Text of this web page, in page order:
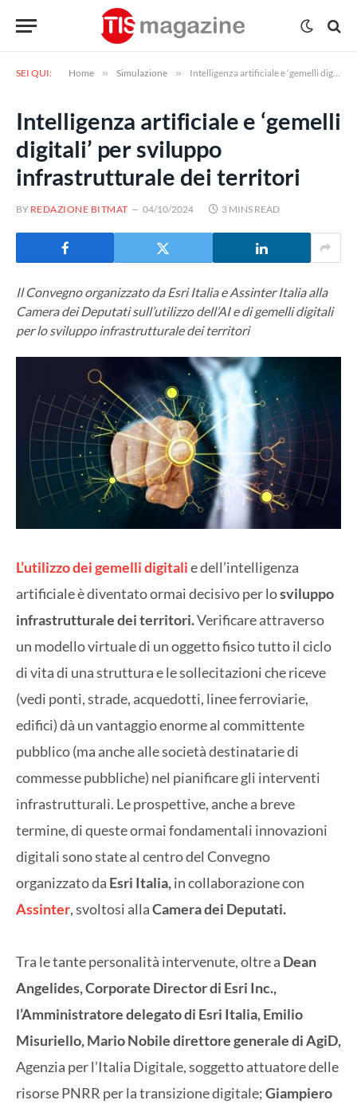
SEI QUI: Home » Simulazione » Intelligenza artificiale e ‘gemelli digitali’ per sviluppo infrastrutturale dei territori
Intelligenza artificiale e ‘gemelli
digitali’ per sviluppo
infrastrutturale dei territori
BY REDAZIONE BITMAT 04/10/2024 3 MINS READ
Il Convegno organizzato da Esri Italia e Assinter Italia alla
Camera dei Deputati sull’utilizzo dell’AI e di gemelli digitali
per lo sviluppo infrastrutturale dei territori
L’utilizzo dei gemelli digitalie dell’intelligenza
artificiale è diventato ormai decisivo per losviluppo
infrastrutturale dei territori.Verificare attraverso
un modello virtuale di un oggetto fisico tutto il ciclo
di vita di una struttura e le sollecitazioni che riceve
(vedi ponti, strade, acquedotti, linee ferroviarie,
edifici) dà un vantaggio enorme al committente
pubblico (ma anche alle società destinatarie di
commesse pubbliche) nel pianificare gli interventi
infrastrutturali. Le prospettive, anche a breve
termine, di queste ormai fondamentali innovazioni
digitali sono state al centro del Convegno
organizzato da Esri Italia,in collaborazione con
Assinter, svoltosi allaCamera dei Deputati.
Tra le tante personalità intervenute, oltre a Dean
Angelides, Corporate Director di Esri Inc.,
l’Amministratore delegato di Esri Italia, Emilio
Misuriello, Mario Nobile direttore generale di AgiD,
Agenzia per l’Italia Digitale, soggetto attuatore delle
risorse PNRR per la transizione digitale;Giampiero